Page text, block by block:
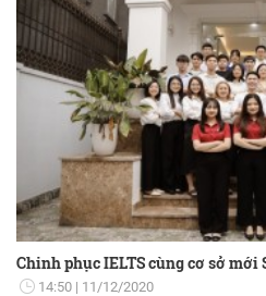
Chinh phục IELTS cùng cơ sở mới
14:50 11/12/2020